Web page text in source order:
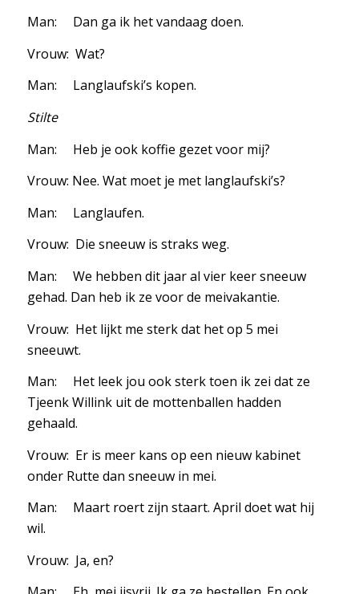
Man: Dan ga ik het vandaag doen.
Vrouw: Wat?
Man: Langlaufski’s kopen.
Stilte
Man: Heb je ook koffie gezet voor mij?
Vrouw: Nee. Wat moet je met langlaufski’s?
Man: Langlaufen.
Vrouw: Die sneeuw is straks weg.
Man: We hebben dit jaar al vier keer sneeuw
gehad. Dan heb ik ze voor de meivakantie.
Vrouw: Het lijkt me sterk dat het op 5 mei
sneeuwt.
Man: Het leek jou ook sterk toen ik zei dat ze
Tjeenk Willink uit de mottenballen hadden
gehaald.
Vrouw: Er is meer kans op een nieuw kabinet
onder Rutte dan sneeuw in mei.
Man: Maart roert zijn staart. April doet wat hij
wil.
Vrouw: Ja, en?